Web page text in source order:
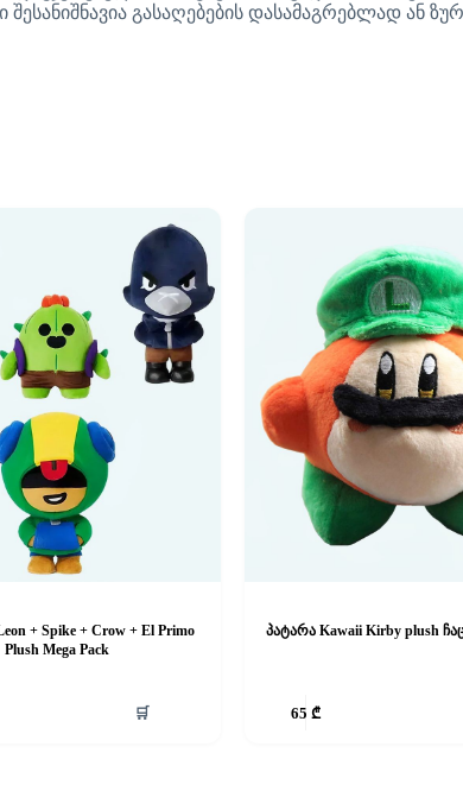
გასაღებების დასამაგრებლად ან
+ Spike + Crow + El Primo
Plush Mega Pack
🛒
პატარა Kawaii Kirby plush
65 ₾